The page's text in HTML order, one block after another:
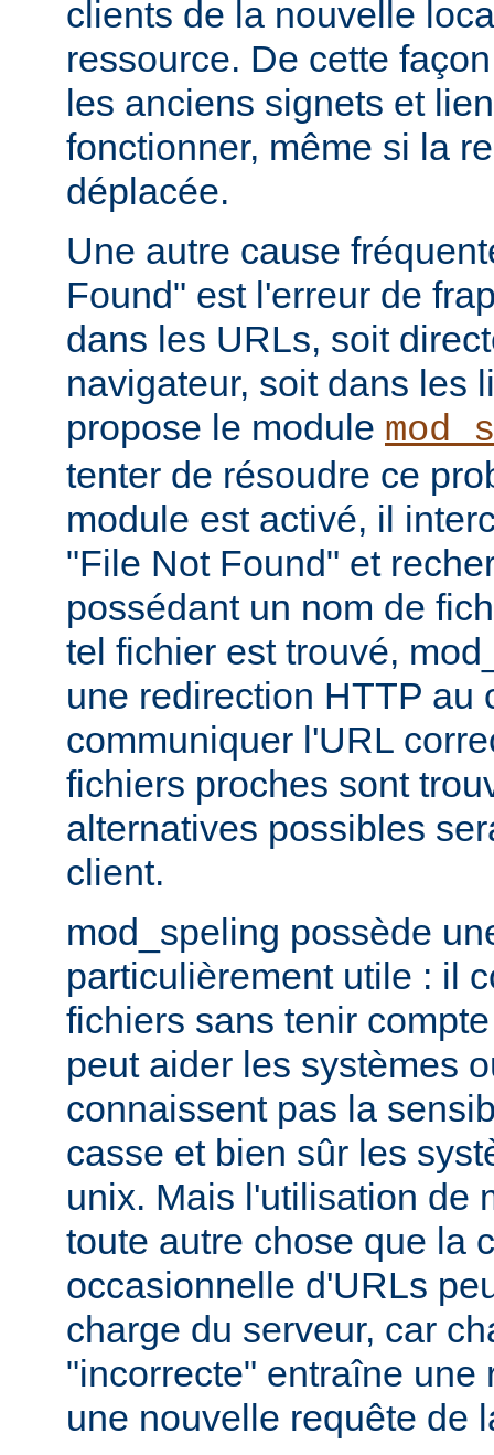
clients de la nouvelle
ressource. De cette
les anciens signets et
fonctionner, même si la
déplacée.
Une autre cause
Found" est l'erreur de
dans les URLs, soit
navigateur, soit dans les
propose le module
tenter de résoudre ce
module est activé, il
"File Not Found" et
possédant un nom de
tel fichier est trouvé,
une redirection HTTP au
communiquer l'URL
fichiers proches sont
alternatives possibles
client.
mod_speling possède
particulièrement utile : il
fichiers sans tenir
peut aider les systèmes
connaissent pas la
casse et bien sûr les
unix. Mais l'utilisation de
toute autre chose que la
occasionnelle d'URLs
charge du serveur, car
"incorrecte" entraîne une
une nouvelle requête de